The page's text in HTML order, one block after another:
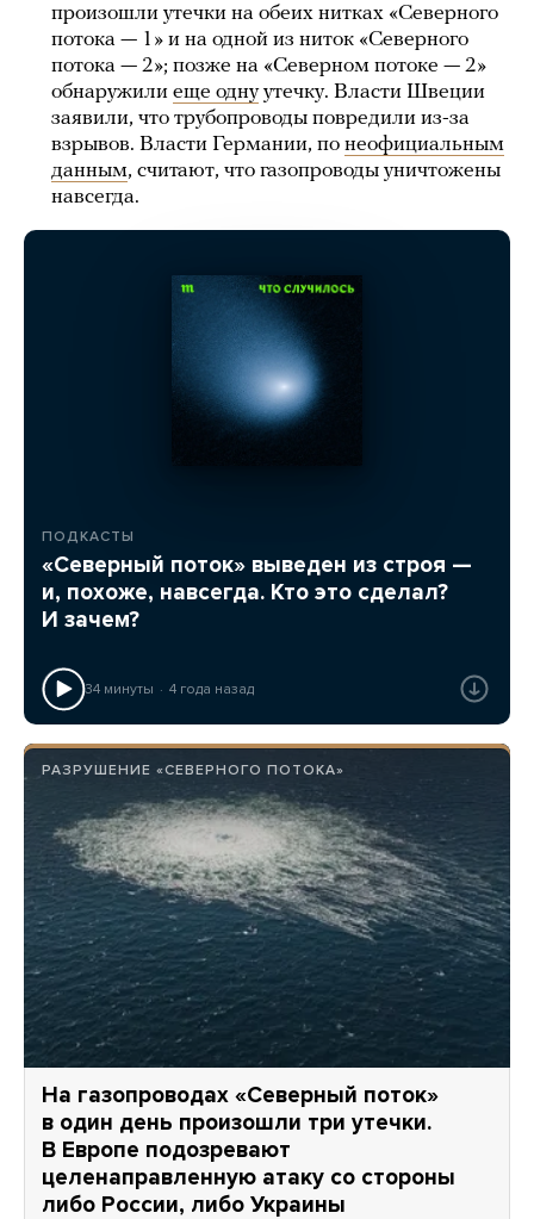
произошли утечки на обеих нитках «Северного
потока — 1» и на одной из ниток «Северного
потока — 2»; позже на «Северном потоке — 2»
обнаружили еще однуутечку. Власти Швеции
заявили, что трубопроводы повредили из-за
взрывов. Власти Германии, по неофициальным
данным, считают, что газопроводы уничтожены
навсегда.
ПОДКАСТЫ
«Северный поток» выведен из строя —
и, похоже, навсегда. Кто это сделал?
И зачем?
34 минуты 4 года назад
РАЗРУШЕНИЕ «СЕВЕРНОГО ПОТОКА»
На газопроводах «Северный поток»
в один день произошли три утечки.
В Европе подозревают
целенаправленную атаку со стороны
либо России, либо Украины